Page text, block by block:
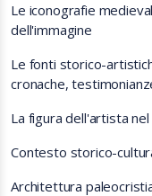
Le iconografie
dell'immagine
Le fonti storico-
cronache,
La figura dell'artista
Contesto storico-
Architettura